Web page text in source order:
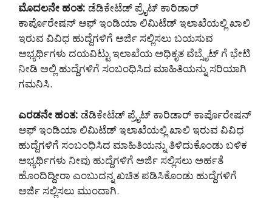
ಮೊದಲನೇ ಹಂತ: ಡೆಡಿಕೇಟೆಡ್ ಪ್ರೈಟ್ ಕಾರಿಡಾರ್
ಕಾರ್ಪೊರೇಷನ್ ಆಫ್ ಇಂಡಿಯಾ ಲಿಮಿಟೆಡ್ ಇಲಾಖೆಯಲ್ಲಿ ಖಾಲಿ
ಇರುವ ವಿವಿಧ ಹುದ್ದೆಗಳಿಗೆ ಅರ್ಜಿ ಸಲ್ಲಿಸಲು ಬಯಸುವ
ಅಭ್ಯರ್ಥಿಗಳು ದಯವಿಟ್ಟು ಇಲಾಖೆಯ ಅಧಿಕೃತ ವೆಬ್ಸೈಟ್ ಗೆ ಭೇಟಿ
ನೀಡಿ ಅಲ್ಲಿ ಹುದ್ದೆಗಳಿಗೆ ಸಂಬಂಧಿಸಿದ ಮಾಹಿತಿಯನ್ನು ಸರಿಯಾಗಿ
ಗಮನಿಸಿ.
ಎರಡನೇ ಹಂತ: ಡೆಡಿಕೇಟೆಡ್ ಪ್ರೈಟ್ ಕಾರಿಡಾರ್ ಕಾರ್ಪೊರೇಷನ್
ಆಫ್ ಇಂಡಿಯಾ ಲಿಮಿಟೆಡ್ ಇಲಾಖೆಯಲ್ಲಿ ಖಾಲಿ ಇರುವ ವಿವಿಧ
ಹುದ್ದೆಗಳಿಗೆ ಸಂಬಂಧಿಸಿದ ಮಾಹಿತಿಯನ್ನು ತಿಳಿದುಕೊಂಡು ಬಳಿಕ
ಅಭ್ಯರ್ಥಿಗಳು ನೀವು ಹುದ್ದೆಗಳಿಗೆ ಅರ್ಜಿ ಸಲ್ಲಿಸಲು ಅರ್ಹತೆ
ಹೊಂದಿದ್ದೀರಾ ಎಂಬುದನ್ನ ಖಚಿತ ಪಡಿಸಿಕೊಂಡು ಹುದ್ದೆಗಳಿಗೆ
ಅರ್ಜಿ ಸಲ್ಲಿಸಲು ಮುಂದಾಗಿ.